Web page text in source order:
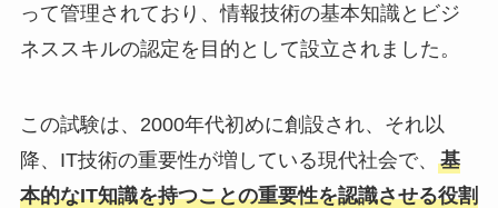
って管理されており、情報技術の基本知識とビジ
ネススキルの認定を目的として設立されました。
この試験は、2000年代初めに創設され、それ以
降、IT技術の重要性が増している現代社会で、 基
本的なIT知識を持つことの重要性を認識させる役割